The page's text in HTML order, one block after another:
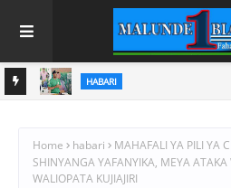
HABARI
Home habari
MAHAFALI YA PILI YA
SHINYANGA YAFANYIKA, MEYA
WALIOPATA KUJIAJIRI